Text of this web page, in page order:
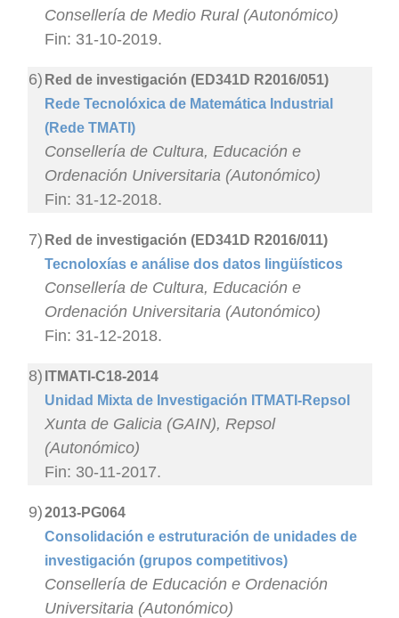
Consellería de Medio Rural (Autonómico)
Fin: 31-10-2019.
6) Red de investigación (ED341D R2016/051)
Rede Tecnolóxica de Matemática Industrial
(Rede TMATI)
Consellería de Cultura, Educación e
Ordenación Universitaria (Autonómico)
Fin: 31-12-2018.
7) Red de investigación (ED341D R2016/011)
Tecnoloxías e análise dos datos lingüísticos
Consellería de Cultura, Educación e
Ordenación Universitaria (Autonómico)
Fin: 31-12-2018.
8) ITMATI-C18-2014
Unidad Mixta de Investigación ITMATI-Repsol
Xunta de Galicia (GAIN), Repsol
(Autonómico)
Fin: 30-11-2017.
9)2013-PG064
Consolidación e estruturación de unidades de
investigación (grupos competitivos)
Consellería de Educación e Ordenación
Universitaria (Autonómico)